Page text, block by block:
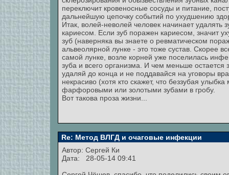
переключит кровеносные сосуды и питание,
дальнейшую цепочку событий по ухудшению
Итак, волей-неволей человек начинает
кариесом. Если зуб поражен кариесом, значит
зуб (наверняка вы знаете о ревматическом
альвеолярной лунке - это тоже сустав. Скорее
самой лунке, возле корней уже поселилась
зуба и всего организма. И чем меньше остается
удаляй до конца и не поддавайся на уговоры
некрасиво (хотя кто скажет, что беззубая
фарфоровыми или золотыми зубами в гробу.
Вот такова проза жизни...
Re: Метод ВЛГД и очаговые инфекции
Автор: Сергей Ки
Дата: 28-05-14 09:41